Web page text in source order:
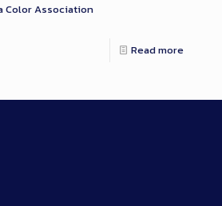
Color Association
Read more